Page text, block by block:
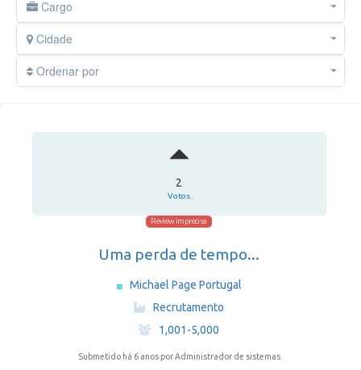
Cargo
Cidade
Ordenar por
2
Votos
Review imprecisa
Uma perda de tempo...
Michael Page Portugal
Recrutamento
·
1,001-5,000
Submetido há 6 anos por Administrador de sistemas